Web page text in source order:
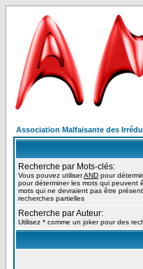
Association Malfaisante des
Recherche par Mots-clés:
Vous pouvez utiliserAND pour
pour déterminer les mots qui peuvent
mots qui ne devraient pas être
recherches partielles
Recherche par Auteur:
Utilisez * comme un joker pour des